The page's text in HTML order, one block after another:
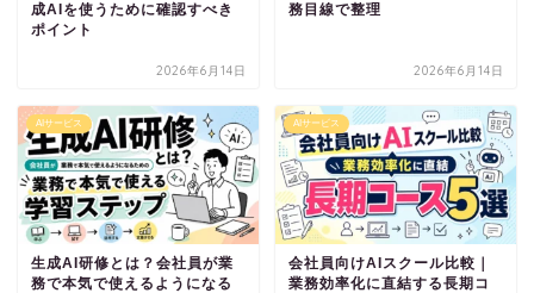
成AIを使うために確認すべき
ポイント
2026年6月14日
務目線で整理
2026年6月14日
AIサービス
生成AI研修とは？会社員が業
務で本気で使えるようになる
AIサービス
会社員向けAIスクール比較｜
業務効率化に直結する長期コ